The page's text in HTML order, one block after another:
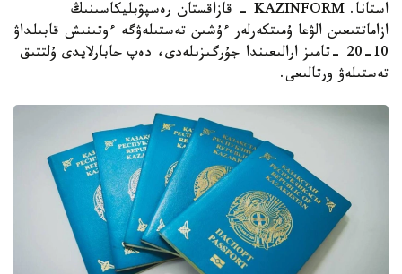
استانا. KAZINFORM - قازاقستان رەسپۋبليكاسىنىڭ
ازاماتتىعىن الۋعا ۇمىتكەرلەر ءۇشىن تەستىلەۋگە ءوتىنىش قابىلداۋ
10-20 -تامىز ارالىعىندا جۇرگىزىلەدى، دەپ حابارلايدى ۇلتتىق
تەستىلەۋ ورتالىعى.